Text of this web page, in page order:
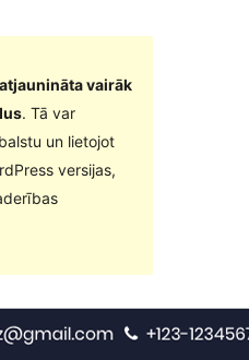
vairāk
. Tā var
un lietojot
versijas,